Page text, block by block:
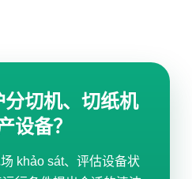
切机、切纸机
设备？
khảo sát、评估设备状